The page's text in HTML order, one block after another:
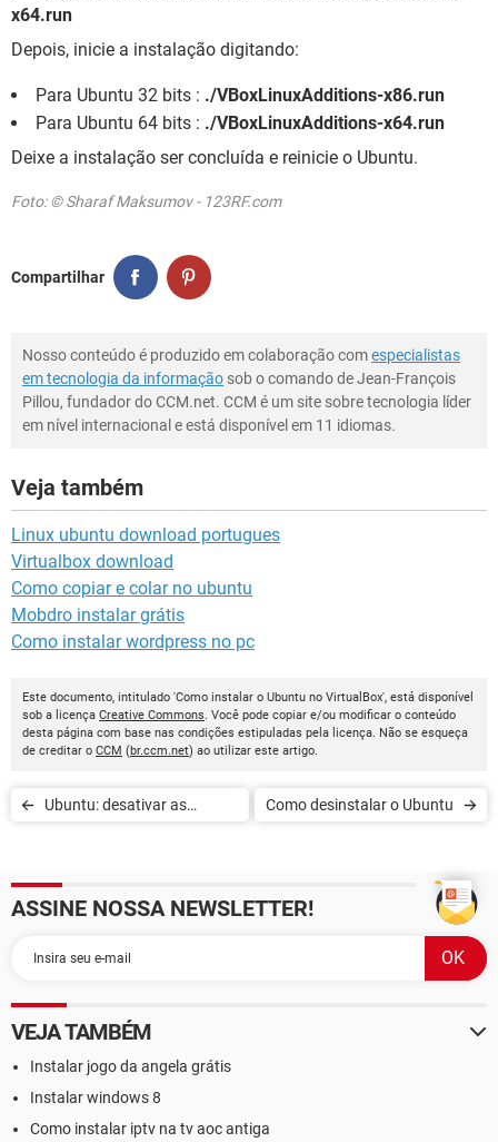
x64.run
Depois, inicie a instalação digitando:
Para Ubuntu 32 bits : ./VBoxLinuxAdditions-x86.run
Para Ubuntu 64 bits : ./VBoxLinuxAdditions-x64.run
Deixe a instalação ser concluída e reinicie o Ubuntu.
Foto: © Sharaf Maksumov - 123RF.com
Compartilhar
Nosso conteúdo é produzido em colaboração comespecialistas
em tecnologia da informação sob o comando de Jean-François
Pillou, fundador do CCM.net. CCM é um site sobre tecnologia líder
em nível internacional e está disponível em 11 idiomas.
Veja também
Linux ubuntu download portugues
Virtualbox download
Como copiar e colar no ubuntu
Mobdro instalar grátis
Como instalar wordpress no pc
Este documento, intitulado 'Como instalar o Ubuntu no VirtualBox', está disponível
sob a licença Creative Commons. Você pode copiar e/ou modificar o conteúdo
desta página com base nas condições estipuladas pela licença. Não se esqueça
de creditar o CCM (br.ccm.net) ao utilizar este artigo.
Ubuntu: desativar as
Como desinstalar o Ubuntu
ASSINE NOSSA NEWSLETTER!
VEJA TAMBÉM
Instalar jogo da angela grátis
Instalar windows 8
Como instalar iptv na tv aoc antiga